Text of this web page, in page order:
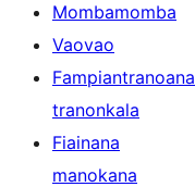
Mombamomba
Vaovao
Fampiantranoana
tranonkala
Fiainana
manokana